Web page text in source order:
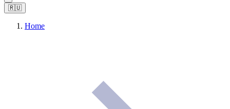
🇷🇺
Home